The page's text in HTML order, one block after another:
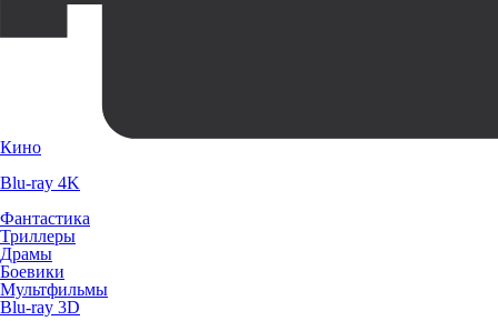
Кино
Blu-ray 4K
Фантастика
Триллеры
Драмы
Боевики
Мультфильмы
Blu-ray 3D